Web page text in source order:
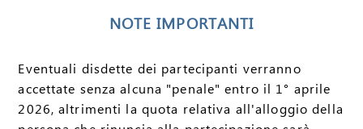
NOTE IMPORTANTI
Eventuali disdette dei partecipanti verranno
accettate senza alcuna "penale" entro il 1° aprile
2026, altrimenti la quota relativa all'alloggio della